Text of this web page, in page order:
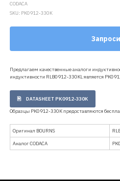
CODACA
SKU: PK0912-330K
Предлагаем качественные аналоги
индуктивности RLB0912-330KL является
DATASHEET PK0912-330K
Образцы PK0912-330K предоставляются
Оригинал BOURNS
Аналог CODACA